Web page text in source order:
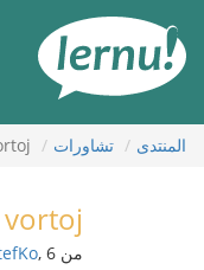
المحتويات
المنتدى تشاورات
من , 6 نوفمبر، 2023